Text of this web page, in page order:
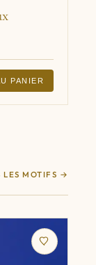
PANIER
LES MOTIFS